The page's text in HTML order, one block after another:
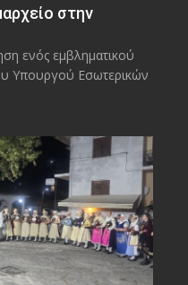
στην
ενός εμβληματικού
Υπουργού Εσωτερικών